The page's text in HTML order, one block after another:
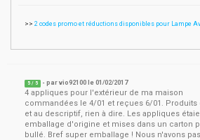
>> 2 codes promo et réductions disponibles pour Lampe
5 / 5 - parvio92100 le01/02/2017
4 appliques pour l'extérieur de ma maison
commandées le 4/01 et reçues 6/01.
et au descriptif, rien à dire. Les appliques
emballage d'origine et mises dans un carton
bullé. Bref super emballage ! Nous n'avons